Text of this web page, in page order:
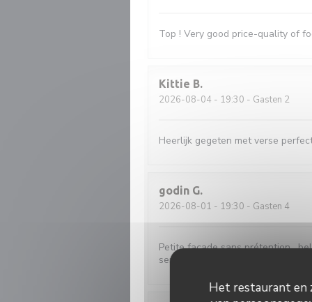
Het restaurant en
Top ! Very good price-quality of
Kittie B
2026-08-04 - 19:30 - Gasten 2
Heerlijk gegeten met verse
godin G
2026-08-01 - 19:30 - Gasten 4
Petite façade sans prétention ,
serveuses souriante et agréable.